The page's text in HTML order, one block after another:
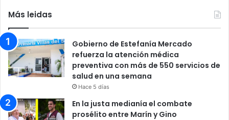
Más leidas
Gobierno de Estefanía Mercado
refuerza la atención médica
preventiva con más de 550 servicios de
salud en una semana
Hace 5 días
En la justa medianía el combate
prosélito entre Marín y Gino